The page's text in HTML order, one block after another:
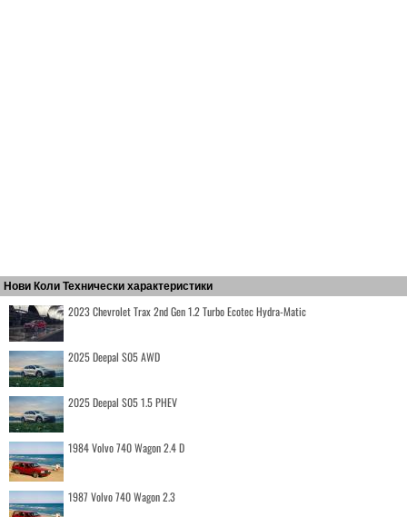
Нови Коли Технически характеристики
2023 Chevrolet Trax 2nd Gen 1.2 Turbo Ecotec Hydra-Matic
2025 Deepal S05 AWD
2025 Deepal S05 1.5 PHEV
1984 Volvo 740 Wagon 2.4 D
1987 Volvo 740 Wagon 2.3